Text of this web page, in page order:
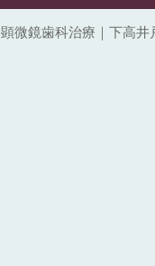
顕微鏡歯科治療｜下高井